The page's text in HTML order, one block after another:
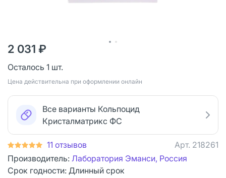
2 031 ₽
Осталось 1 шт.
Цена действительна при оформлении онлайн
Все варианты Кольпоцид
Кристалматрикс ФС
11 отзывов Арт. 218261
Производитель: Лаборатория Эманси, Россия
Срок годности: Длинный срок